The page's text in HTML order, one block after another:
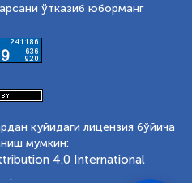
ўтказиб юборманг
қуйидаги лицензия бўйича
мумкин:
4.0 International
.